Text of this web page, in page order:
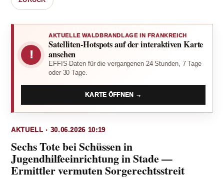
!
AKTUELLE WALDBRANDLAGE IN FRANKREICH
Satelliten-Hotspots auf der interaktiven Karte
ansehen
EFFIS-Daten für die vergangenen 24 Stunden, 7 Tage
oder 30 Tage.
KARTE ÖFFNEN →
AKTUELL · 30.06.2026 10:19
Sechs Tote bei Schüssen in
Jugendhilfeeinrichtung in Stade —
Ermittler vermuten Sorgerechtsstreit